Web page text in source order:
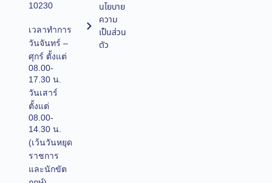
10230
เวลาทำการ
วันจันทร์ –
ศุกร์ ตั้งแต่
08.00-
17.30 น.
วันเสาร์
ตั้งแต่
08.00-
14.30 น.
(เว้นวันหยุด
ราชการ
และนักขัต
นโยบาย
ความ
เป็นส่วน
ตัว